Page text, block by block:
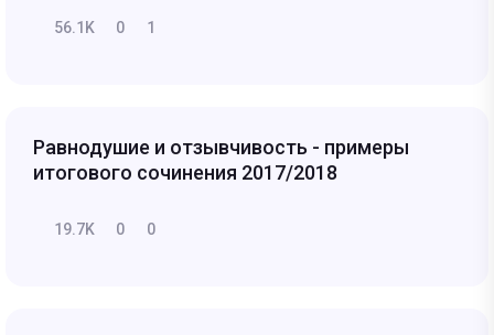
56.1K 0 1
Равнодушие и отзывчивость - примеры
итогового сочинения 2017/2018
19.7K 0 0